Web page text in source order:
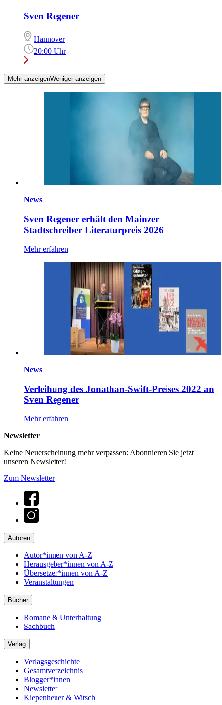
Sven Regener
Hannover
20:00 Uhr
Mehr anzeigenWeniger anzeigen
News
Sven Regener erhält den Mainzer
Stadtschreiber Literaturpreis 2026
Mehr erfahren
News
Verleihung des Jonathan-Swift-Preises 2022 an
Sven Regener
Mehr erfahren
Newsletter
Keine Neuerscheinung mehr verpassen: Abonnieren Sie jetzt
unseren Newsletter!
Zum Newsletter
Autoren
Autor*innen von A-Z
Herausgeber*innen von A-Z
Übersetzer*innen von A-Z
Veranstaltungen
Bücher
Romane & Unterhaltung
Sachbuch
Verlag
Verlagsgeschichte
Gesamtverzeichnis
Blogger*innen
Newsletter
Kiepenheuer & Witsch